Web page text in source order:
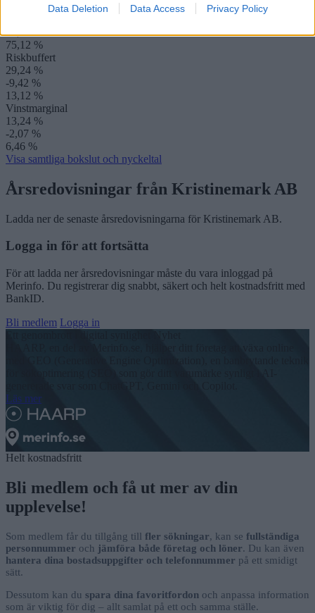
Data Deletion Data Access Privacy Policy
Kassalikviditet
39,89 %
75,12 %
Riskbuffert
29,24 %
-9,42 %
13,12 %
Vinstmarginal
13,24 %
-2,07 %
6,46 %
Visa samtliga bokslut och nyckeltal
Årsredovisningar från Kristinemark AB
Ladda ner de senaste årsredovisningarna för Kristinemark AB.
Logga in för att fortsätta
För att ladda ner årsredovisningar måste du vara inloggad på
Merinfo. Du registrerar dig snabbt, säkert och helt kostnadsfritt med
BankID.
Bli medlem Logga in
Läs mer
Helt kostnadsfritt
Bli medlem och få ut mer av din
upplevelse!
Som medlem får du tillgång till fler sökningar, kan se fullständiga
personnummer och jämföra både företag och löner. Du kan även
hantera dina bostadsuppgifter och telefonnummer på ett smidigt
sätt.
Dessutom kan du spara dina favoritfordon och anpassa information
som är viktig för dig – allt samlat på ett och samma ställe.